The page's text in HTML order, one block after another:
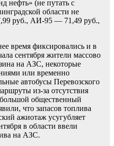
нефть» (не путать с
области не
руб., АИ-95 — 71,49 руб.,
время фиксировались и в
сентября жители массово
на АЗС, некоторые
или временно
автобусы Перевозского
из-за отсутствия
общественный
что запасов топлива
ажиотаж усугубляет
в области ввели
на АЗС.